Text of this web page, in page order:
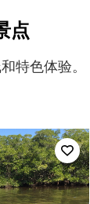
点
特色体验。